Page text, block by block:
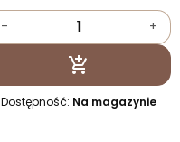
- +
 Dodaj do
Dostępność: Na magazynie